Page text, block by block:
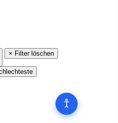
× Filter löschen